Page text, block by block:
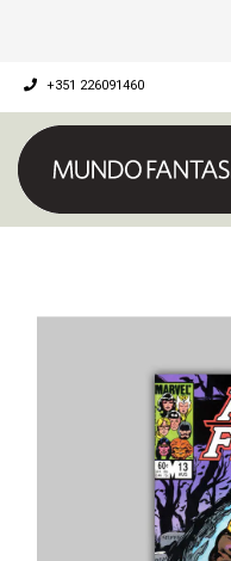
+351 226091460